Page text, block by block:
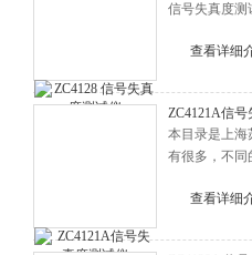
信号失真度测
查看详细
ZC4121A信
本目录是上海
有很多，不同
查看详细